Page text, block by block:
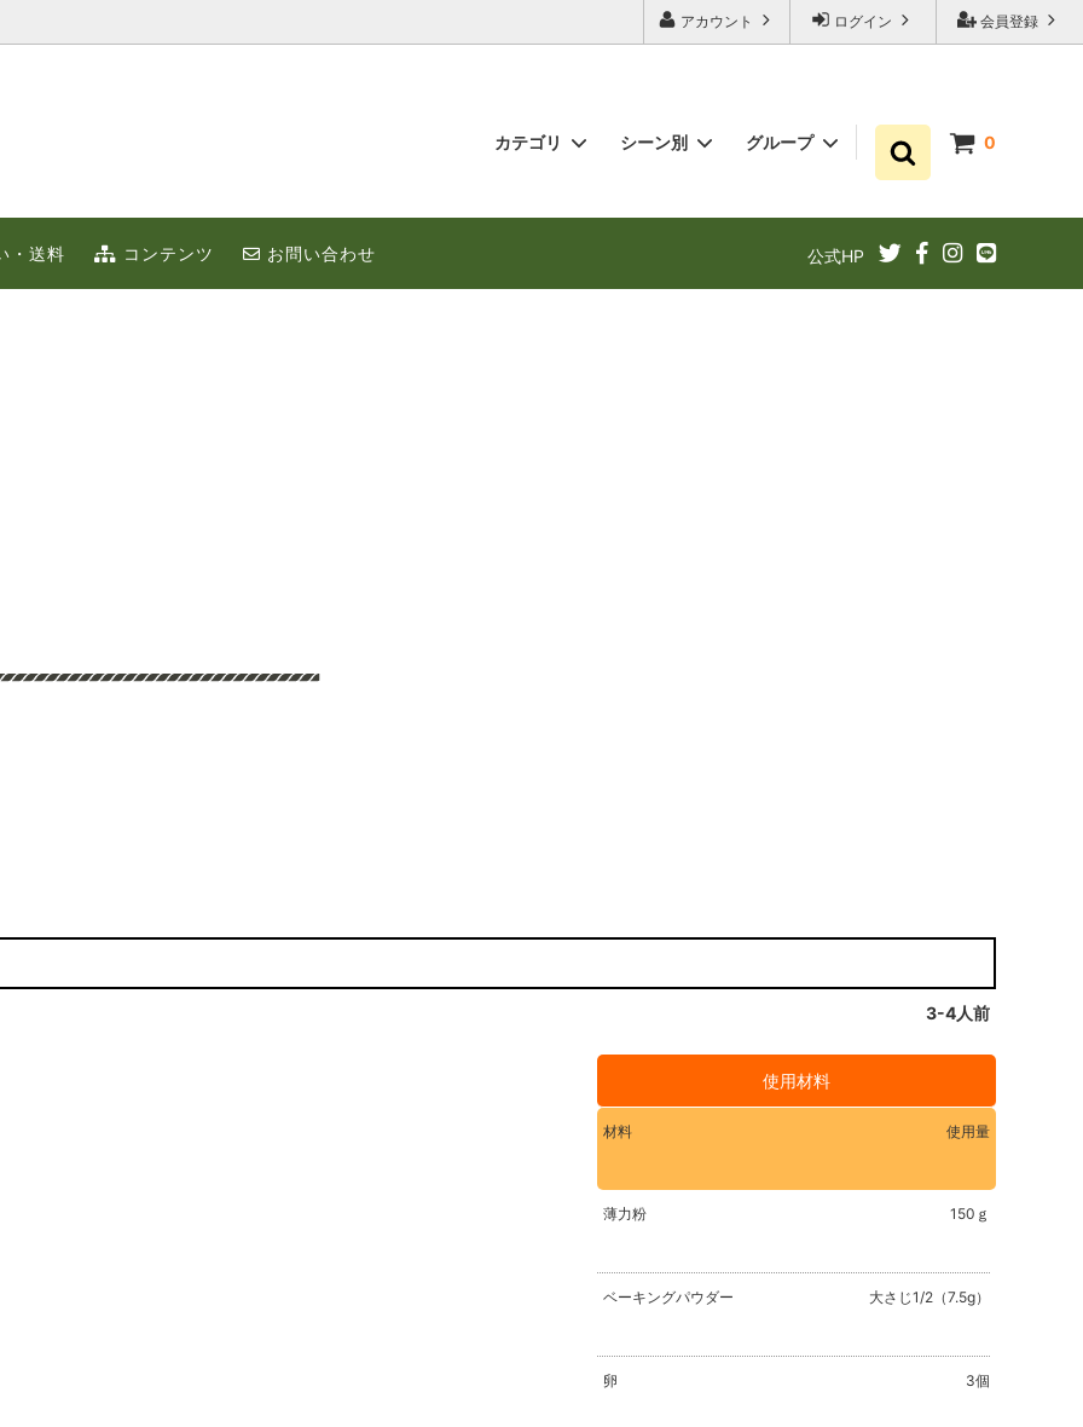
会員登録
ログイン
アカウント
0
カテゴリ シーン別 グループ
・送料 コンテンツ お問い合わせ 公式HP
3-4人前
使用材料
材料 使用量
薄力粉 150ｇ
ベーキングパウダー 大さじ1/2（7.5g）
卵 3個